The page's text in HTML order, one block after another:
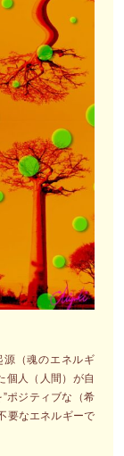
源（魂のエネルギ
個人（人間）が自
ポジティブな（希
要なエネルギーで